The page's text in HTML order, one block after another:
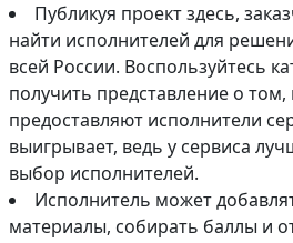
Публикуя проект здесь,
найти исполнителей для
всей России. Воспользуйтесь
получить представление о том,
предоставляют исполнители
выигрывает, ведь у сервиса
выбор исполнителей.
Исполнитель может
материалы, собирать баллы и